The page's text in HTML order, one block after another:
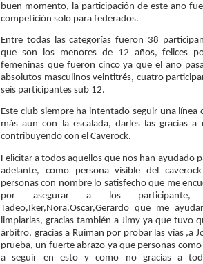
buen momento, la participación de este año
competición solo para federados.
Entre todas las categorías fueron 38
que son los menores de 12 años, felices
femeninas que fueron cinco ya que el año
absolutos masculinos veintitrés, cuatro
seis participantes sub 12.
Este club siempre ha intentado seguir una
más aun con la escalada, darles las gracias
contribuyendo con el Caverock.
Felicitar a todos aquellos que nos han ayudado
adelante, como persona visible del
personas con nombre lo satisfecho que me
por asegurar a los participante,
Tadeo,Iker,Nora,Oscar,Gerardo que me
limpiarlas, gracias también a Jimy ya que tuvo
árbitro, gracias a Ruiman por probar las vías ,a
prueba, un fuerte abrazo ya que personas
a seguir en esto y como no gracias a